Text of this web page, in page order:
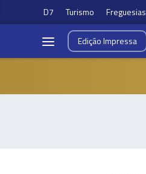
D7 Turismo Freguesias
EdiçãoImpressa